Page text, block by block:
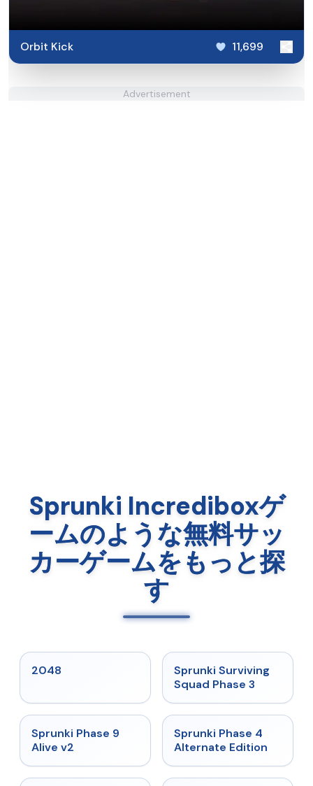
Orbit Kick 11,699
Advertisement
Sprunki Incrediboxゲ
ームのような無料サッ
カーゲームをもっと探
す
2048 ★ 4.7
Sprunki Surviving
Squad Phase 3
★
Sprunki Phase 9
Alive v2
★
Sprunki Phase 4
Alternate Edition